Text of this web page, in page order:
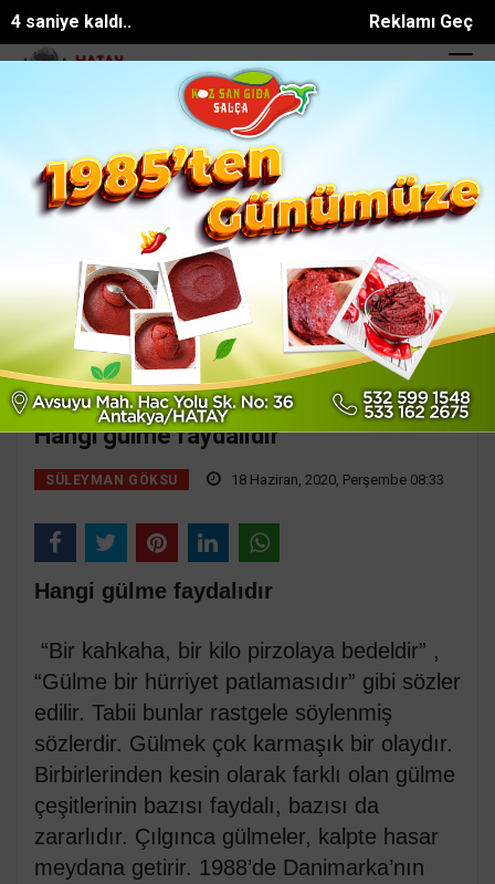
Reklamı Geç
3 saniye kaldı..
sıfır polis evi hizmete açıl... Altınözünde konteyner yangını
Ana Sayfa Yazarlar Süleyman GÖKSU
SÜLEYMAN GÖKSU
Mail:suleymangoksu@gmail.com
Hangi gülme faydalıdır
SÜLEYMAN GÖKSU 18 Haziran, 2020, Perşembe 08:33
Hangi gülme faydalıdır
“Bir kahkaha, bir kilo pirzolaya bedeldir” ,
“Gülme bir hürriyet patlamasıdır” gibi sözler
edilir. Tabii bunlar rastgele söylenmiş
sözlerdir. Gülmek çok karmaşık bir olaydır.
Birbirlerinden kesin olarak farklı olan gülme
çeşitlerinin bazısı faydalı, bazısı da
zararlıdır. Çılgınca gülmeler, kalpte hasar
meydana getirir. 1988’de Danimarka’nın